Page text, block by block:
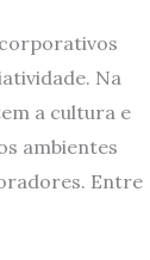
Na
a cultura e
ambientes
Entre